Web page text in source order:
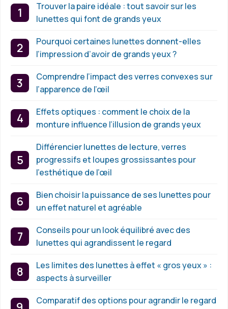
Trouver la paire idéale : tout savoir sur les
lunettes qui font de grands yeux
Pourquoi certaines lunettes donnent-elles
l’impression d’avoir de grands yeux ?
Comprendre l’impact des verres convexes sur
l’apparence de l’œil
Effets optiques : comment le choix de la
monture influence l’illusion de grands yeux
Différencier lunettes de lecture, verres
progressifs et loupes grossissantes pour
l’esthétique de l’œil
Bien choisir la puissance de ses lunettes pour
un effet naturel et agréable
Conseils pour un look équilibré avec des
lunettes qui agrandissent le regard
Les limites des lunettes à effet « gros yeux » :
aspects à surveiller
Comparatif des options pour agrandir le regard